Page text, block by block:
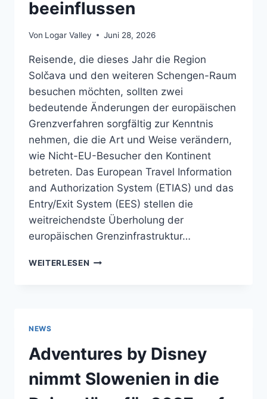
beeinflussen
Von Logar Valley Juni 28, 2026
Reisende, die dieses Jahr die Region
Solčava und den weiteren Schengen-Raum
besuchen möchten, sollten zwei
bedeutende Änderungen der europäischen
Grenzverfahren sorgfältig zur Kenntnis
nehmen, die die Art und Weise verändern,
wie Nicht-EU-Besucher den Kontinent
betreten. Das European Travel Information
and Authorization System (ETIAS) und das
Entry/Exit System (EES) stellen die
weitreichendste Überholung der
europäischen Grenzinfrastruktur…
WEITERLESEN AUF
EINREISESYSTEME
KÖNNTEN
IHRE
REISE
NEWS
Adventures by Disney
nimmt Slowenien in die